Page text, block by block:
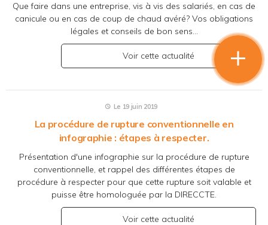
Que faire dans une entreprise, vis à vis des salariés, en cas de
canicule ou en cas de coup de chaud avéré? Vos obligations
légales et conseils de bon sens...
Voir cette actualité
Le 19 juin 2019
La procédure de rupture conventionnelle en
infographie : étapes à respecter.
Présentation d'une infographie sur la procédure de rupture
conventionnelle, et rappel des différentes étapes de
procédure à respecter pour que cette rupture soit valable et
puisse être homologuée par la DIRECCTE.
Voir cette actualité